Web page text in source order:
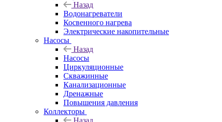
Назад
Водонагреватели
Косвенного нагрева
Электрические накопительные
Насосы
Назад
Насосы
Циркуляционные
Скважинные
Канализационные
Дренажные
Повышения давления
Коллекторы
Назад